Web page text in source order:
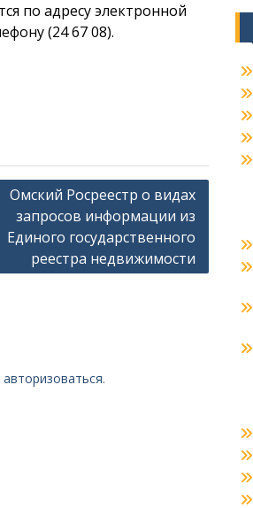
по адресу электронной
(24 67 08).
Омский Росреестр о видах
запросов информации из
Единого государственного
реестра недвижимости
авторизоваться.